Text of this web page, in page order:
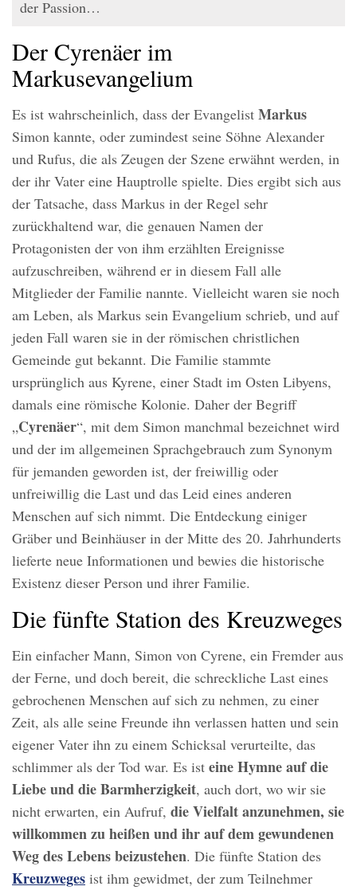
der Passion…
Der Cyrenäer im
Markusevangelium
Es ist wahrscheinlich, dass der Evangelist Markus
Simon kannte, oder zumindest seine Söhne Alexander
und Rufus, die als Zeugen der Szene erwähnt werden, in
der ihr Vater eine Hauptrolle spielte. Dies ergibt sich aus
der Tatsache, dass Markus in der Regel sehr
zurückhaltend war, die genauen Namen der
Protagonisten der von ihm erzählten Ereignisse
aufzuschreiben, während er in diesem Fall alle
Mitglieder der Familie nannte. Vielleicht waren sie noch
am Leben, als Markus sein Evangelium schrieb, und auf
jeden Fall waren sie in der römischen christlichen
Gemeinde gut bekannt. Die Familie stammte
ursprünglich aus Kyrene, einer Stadt im Osten Libyens,
damals eine römische Kolonie. Daher der Begriff
„Cyrenäer“, mit dem Simon manchmal bezeichnet wird
und der im allgemeinen Sprachgebrauch zum Synonym
für jemanden geworden ist, der freiwillig oder
unfreiwillig die Last und das Leid eines anderen
Menschen auf sich nimmt. Die Entdeckung einiger
Gräber und Beinhäuser in der Mitte des 20. Jahrhunderts
lieferte neue Informationen und bewies die historische
Existenz dieser Person und ihrer Familie.
Die fünfte Station des Kreuzweges
Ein einfacher Mann, Simon von Cyrene, ein Fremder aus
der Ferne, und doch bereit, die schreckliche Last eines
gebrochenen Menschen auf sich zu nehmen, zu einer
Zeit, als alle seine Freunde ihn verlassen hatten und sein
eigener Vater ihn zu einem Schicksal verurteilte, das
schlimmer als der Tod war. Es ist eine Hymne auf die
Liebe und die Barmherzigkeit, auch dort, wo wir sie
nicht erwarten, ein Aufruf, die Vielfalt anzunehmen, sie
willkommen zu heißen und ihr auf dem gewundenen
Weg des Lebens beizustehen. Die fünfte Station des
Kreuzweges ist ihm gewidmet, der zum Teilnehmer